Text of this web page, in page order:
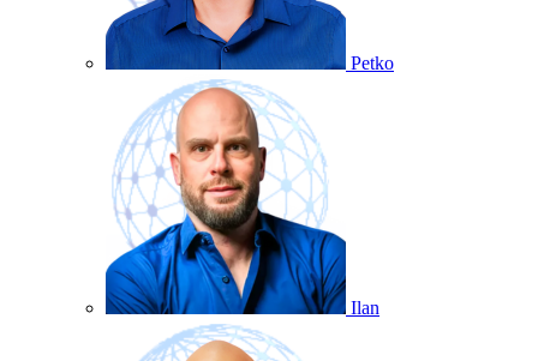
Petko
Ilan